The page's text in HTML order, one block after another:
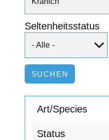
Seltenheitsstatus